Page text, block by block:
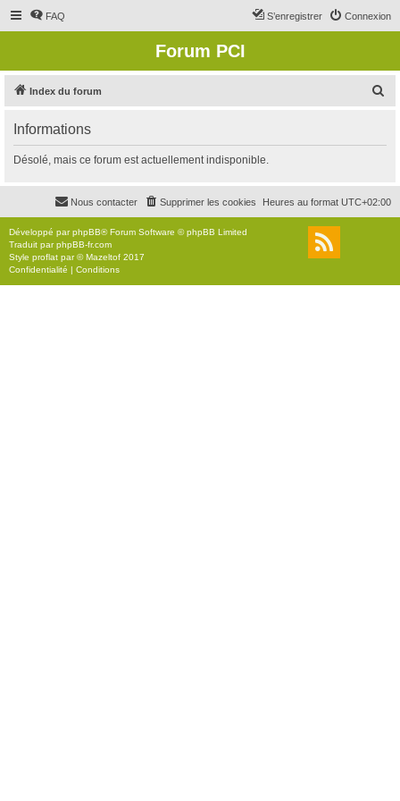
FAQ Connexion
S’enregistrer
Forum PCI
Index du forum
r
c
r
Informations
Désolé, mais ce forum est actuellement indisponible.
Heures au format UTC+02:00
Supprimer les cookies
Nous contacter
Développé parphpBB® Forum Software © phpBB Limited
Traduit parphpBB-fr.com
Style proflat par ©Mazeltof 2017
Confidentialité | Conditions